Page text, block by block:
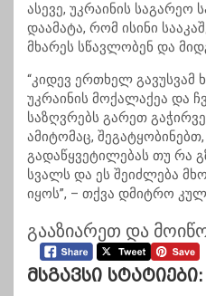
ასევე, უკრაინის საგარეო
დაამატა, რომ ისინი
მხარეს სწავლობენ და
“კიდევ ერთხელ გავუსვამ
უკრაინის მოქალაქეა და
საზღვრებს გარეთ
ამიტომაც,
გადაწყვეტილებას თუ რა
სვალს და ეს შეიძლება
იყოს”, – თქვა დმიტრო
გააზიარეთ და
Მსგავსი Სტატიები: